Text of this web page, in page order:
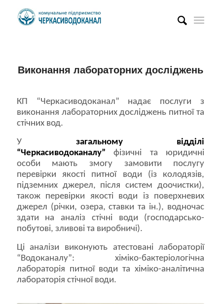
Виконання лабораторних досліджень
КП “Черкасиводоканал” надає послуги з
виконання лабораторних досліджень питної та
стічних вод.
У загальному відділі
“Черкасиводоканалу” фізичні та юридичні
особи мають змогу замовити послугу
перевірки якості питної води (із колодязів,
підземних джерел, після систем доочистки),
також перевірки якості води із поверхневих
джерел (річки, озера, ставки та ін.), водночас
здати на аналіз стічні води (господарсько-
побутові, зливові та виробничі).
Ці аналізи виконують атестовані лабораторії
“Водоканалу”: хіміко-бактеріологічна
лабораторія питної води та хіміко-аналітична
лабораторія стічної води.